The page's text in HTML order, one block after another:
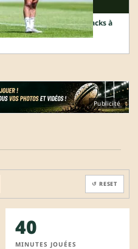
France défie les All Blacks à
Publicité
↺ RESET
40
MINUTES JOUÉES